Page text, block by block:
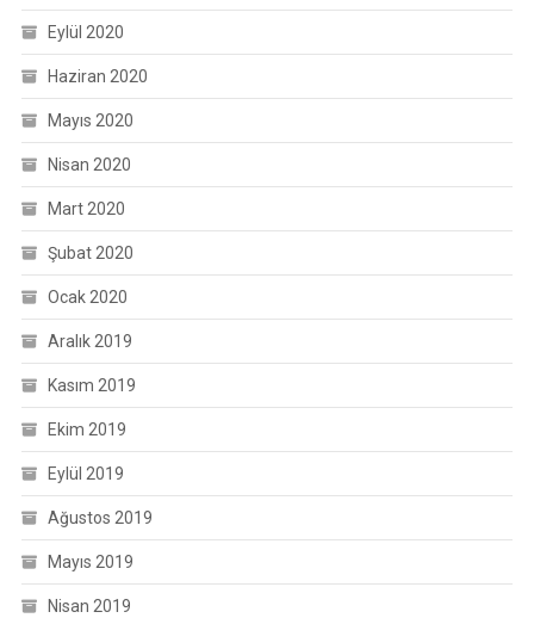
Eylül 2020
Haziran 2020
Mayıs 2020
Nisan 2020
Mart 2020
Şubat 2020
Ocak 2020
Aralık 2019
Kasım 2019
Ekim 2019
Eylül 2019
Ağustos 2019
Mayıs 2019
Nisan 2019